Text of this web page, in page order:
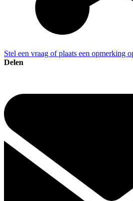
Stel een vraag of plaats een opmerking
Delen